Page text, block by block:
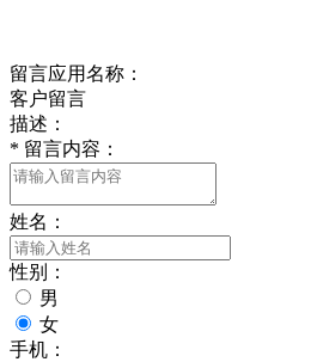
留言应用名称：
客户留言
描述：
* 留言内容：
姓名：
性别：
男
女
手机：